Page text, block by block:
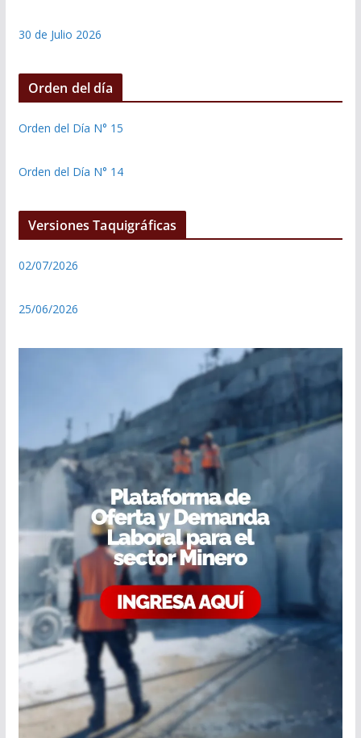
30 de Julio 2026
Orden del día
Orden del Día N° 15
Orden del Día N° 14
Versiones Taquigráficas
02/07/2026
25/06/2026